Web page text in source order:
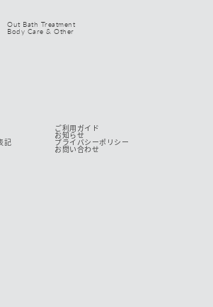
Out Bath Treatment
Body Care & Other
ご利用ガイド
お知らせ
記 プライバシーポリシー
お問い合わせ